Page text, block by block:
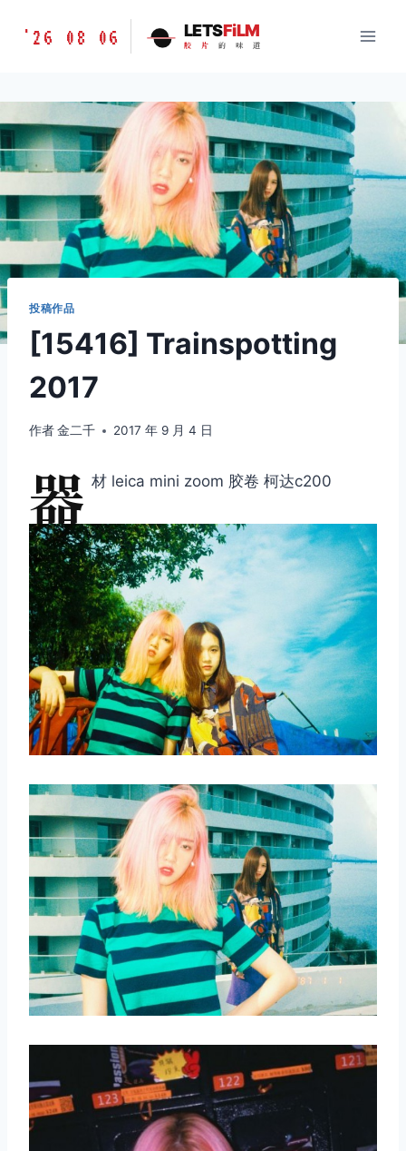
胶
味
道
LETSFILM
'26 08 06 LETSFiLM
胶 片 的 味 道
投稿作品
[15416] Trainspotting
2017
作者金二千 2017 年 9 月 4 日
器 材 leica mini zoom 胶卷 柯达c200